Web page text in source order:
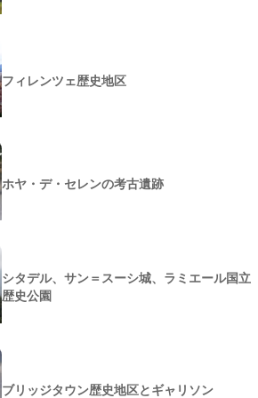
フィレンツェ歴史地区
ホヤ・デ・セレンの考古遺跡
シタデル、サン＝スーシ城、ラミエール国立
歴史公園
ブリッジタウン歴史地区とギャリソン